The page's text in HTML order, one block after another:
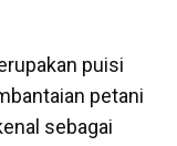
puisi
petani
sebagai